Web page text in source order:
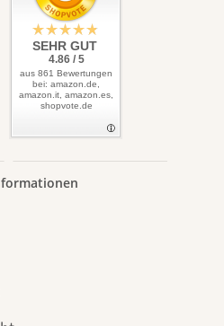
SEHR GUT
4.86 / 5
aus 861 Bewertungen
bei: amazon.de,
amazon.it, amazon.es,
shopvote.de